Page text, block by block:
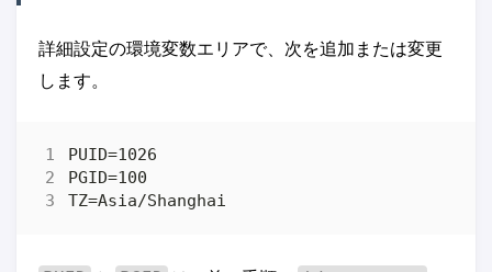
詳細設定の環境変数エリアで、次を追加または変更
します。